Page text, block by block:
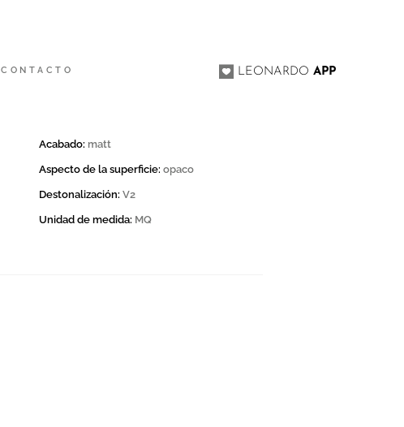
CONTACTO LEONARDOAPP
Acabado: matt
Aspecto de la superficie: opaco
Destonalización: V2
Unidad de medida: MQ